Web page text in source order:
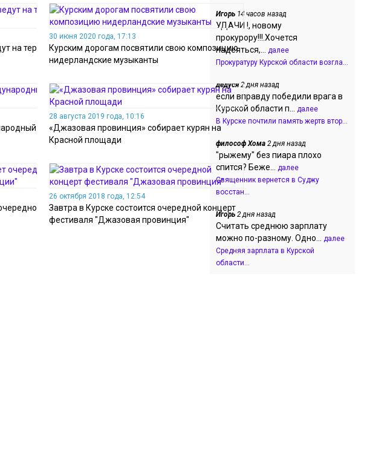
на территории
30 июня 2020 года, 17:13
Курским дорогам посвятили свою композицию
нидерландские музыканты
фестиваль
28 августа 2019 года, 10:16
«Джазовая провинция» собирает курян на
Красной площади
концерт
26 октября 2018 года, 12:54
Завтра в Курске состоится очередной концерт
фестиваля "Джазовая провинция"
Игорь 14 часов назад
УДАЧИ !, новому
прокурору!!!.Хочется
надеяться,... далее
Прокуратуру Курской области возгла...
дедуся 2 дня назад
если вправду победили врага в
Курской области п... далее
В Курске почтили память жертв втор...
философ Хома 2 дня назад
"рыжему" без пиара плохо
спится? Беже... далее
Священник вернется в Суджу
восстан...
Игорь 2 дня назад
Считать среднюю зарплату
можно по-разному. Одно... далее
Средняя зарплата в Курской
области...